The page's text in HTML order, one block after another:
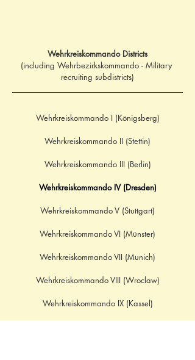
Wehrkreiskommando Districts
(including Wehrbezirkskommando - Military
recruiting subdistricts)
Wehrkreiskommando I (Königsberg)
Wehrkreiskommando II (Stettin)
Wehrkreiskommando III (Berlin)
Wehrkreiskommando IV (Dresden)
Wehrkreiskommando V (Stuttgart)
Wehrkreiskommando VI (Münster)
Wehrkreiskommando VII (Munich)
Wehrkreiskommando VIII (Wroclaw)
Wehrkreiskommando IX (Kassel)